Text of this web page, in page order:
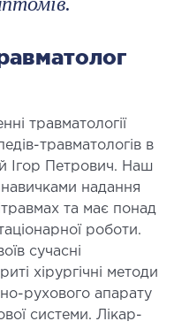
травматології
травматологів в
Ігор Петрович. Наш
надання
та має понад
роботи.
сучасні
хірургічні методи
рухового апарату
системи. Лікар-